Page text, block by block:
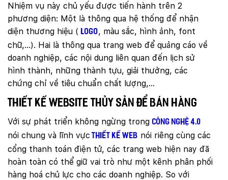
Nhiệm vụ này chủ yếu được tiến hành trên 2
phương diện: Một là thông qua hệ thống để nhận
diện thương hiệu ( logo, màu sắc, hình ảnh, font
chữ,…). Hai là thông qua trang web để quảng cáo về
doanh nghiệp, các nội dung liên quan đến lịch sử
hình thành, những thành tựu, giải thưởng, các
chứng chỉ về tiêu chuẩn chất lượng,…
Thiết kế website thủy sản để bán hàng
Với sự phát triển không ngừng trong công nghệ 4.0
nói chung và lĩnh vực thiết kế web nói riêng cùng các
cổng thanh toán điện tử, các trang web hiện nay đã
hoàn toàn có thể giữ vai trò như một kênh phân phối
hàng hoá chủ lực cho các doanh nghiệp. So với